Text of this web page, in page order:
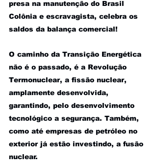
presa na manutenção do Brasil
Colônia e escravagista, celebra os
saldos da balança comercial!
O caminho da Transição Energética
não é o passado, é a Revolução
Termonuclear, a fissão nuclear,
amplamente desenvolvida,
garantindo, pelo desenvolvimento
tecnológico a segurança. Também,
como até empresas de petróleo no
exterior já estão investindo, a fusão
nuclear.